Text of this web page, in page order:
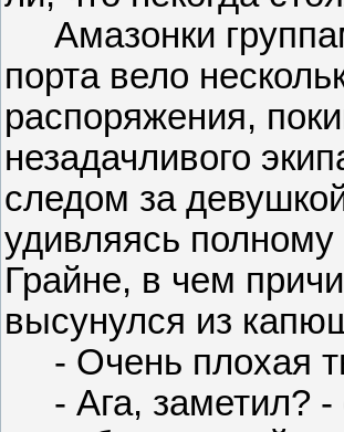
Амазонки
порта вело
распоряжения,
незадачливого
следом за
удивляясь
Грайне, в чем
высунулся из
- Очень плохая
- Ага, заметил? -